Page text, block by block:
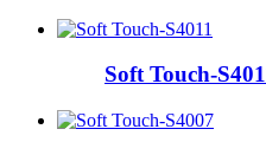
Soft Touch-